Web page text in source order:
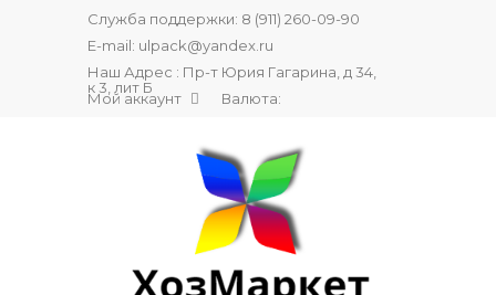
Служба поддержки: 8 (911) 260-09-90
E-mail: ulpack@yandex.ru
Наш Адрес : Пр-т Юрия Гагарина, д 34,
к 3, лит Б
Мой аккаунт Валюта: